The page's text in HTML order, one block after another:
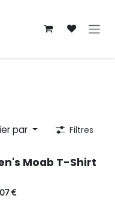
par Filtres
Moab T-Shirt
€